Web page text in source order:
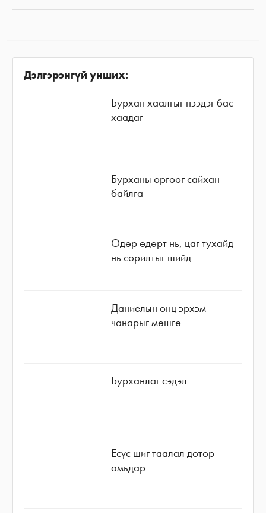
Дэлгэрэнгүй унших:
Бурхан хаалгыг нээдэг бас
хаадаг
Бурханы өргөөг сайхан
байлга
Өдөр өдөрт нь, цаг тухайд
нь сорилтыг шийд
Даниелын онц эрхэм
чанарыг мөшгө
Бурханлаг сэдэл
Есүс шиг таалал дотор
амьдар